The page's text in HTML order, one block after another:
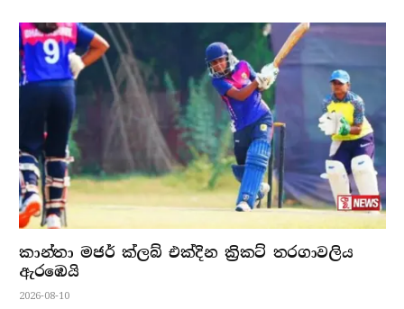
කාන්තා මජර් ක්ලබ් එක්දින ක්‍රිකට් තරගාවලිය
ඇරඹෙයි
2026-08-10